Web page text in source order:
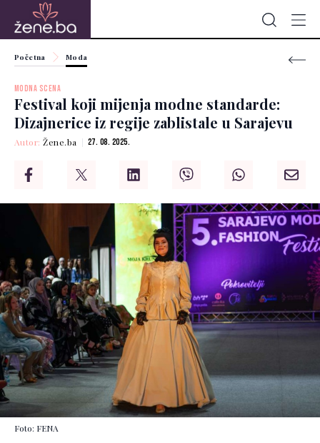
Početna Moda
MODNA SCENA
Festival koji mijenja modne standarde:
Dizajnerice iz regije zablistale u Sarajevu
Autor:Žene.ba 27. 08. 2025.
Foto: FENA